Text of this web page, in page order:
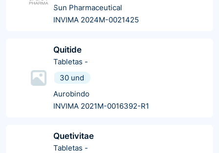
Sun Pharmaceutical
INVIMA 2024M-0021425
Quitide
Tabletas -
30 und
Aurobindo
INVIMA 2021M-0016392-R1
Quetivitae
Tabletas -